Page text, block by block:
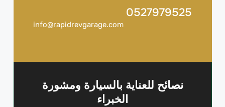
0527979525
info@rapidrevgarage.com
نصائح للعناية بالسيارة ومشورة
الخبراء